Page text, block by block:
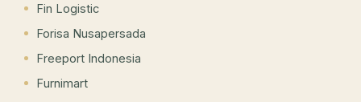
Fin Logistic
Forisa Nusapersada
Freeport Indonesia
Furnimart